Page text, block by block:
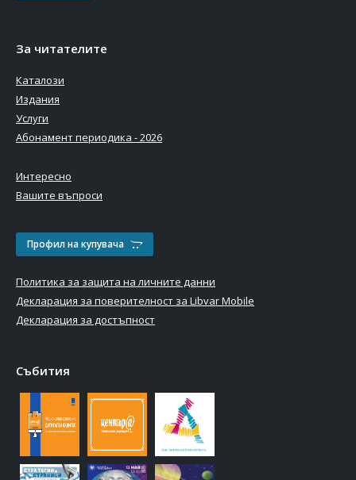
За читателите
Каталози
Издания
Услуги
Абонамент периодика - 2026
Интересно
Вашите въпроси
Профил на купувача
Политика за защита на личните данни
Декларация за поверителност за Libvar Mobile
Декларация за достъпност
Събития